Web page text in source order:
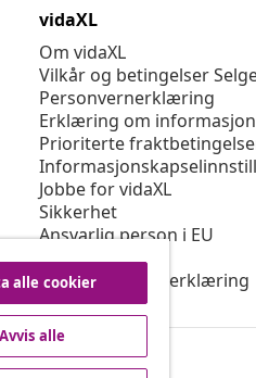
vidaXL
Om vidaXL
Vilkår og betingelser
Personvernerklæring
Erklæring om
Prioriterte
Jobbe for vidaXL
Sikkerhet
Ansvarlig person i EU
Politikken EPR
Tilgjengelighetserklæring
alle cookier
Avvis alle